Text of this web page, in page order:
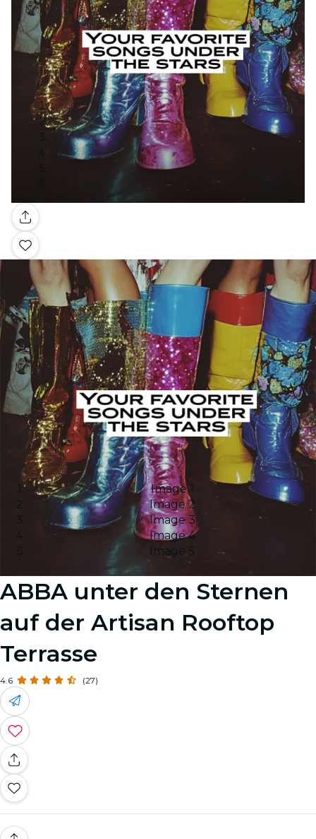
Galerie
Image 1
Image 2
Image 3
Image 4
Image 5
ABBA unter den Sternen
auf der Artisan Rooftop
Terrasse
4.6 (27)